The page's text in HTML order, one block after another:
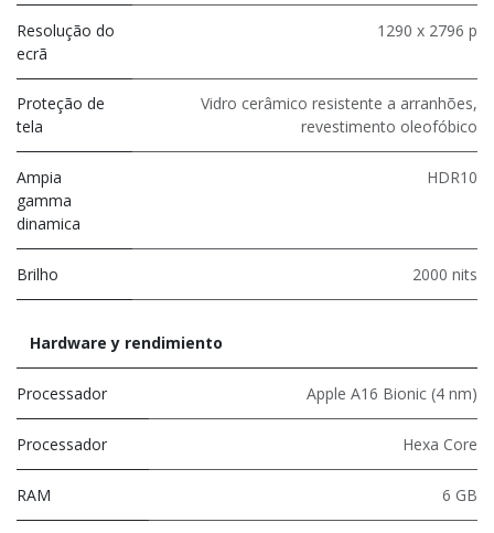
Resolução do
ecrã
1290 x 2796 p
Proteção de
tela
Vidro cerâmico resistente a arranhões,
revestimento oleofóbico
Ampia
gamma
dinamica
HDR10
Brilho 2000 nits
Hardware y rendimiento
Processador Apple A16 Bionic (4 nm)
Processador Hexa Core
RAM 6 GB